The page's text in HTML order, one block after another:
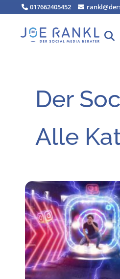
Inhalt
springen
017662405452
Der
Alle